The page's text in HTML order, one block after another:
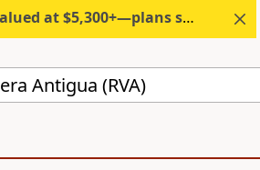
$5,300+—plans start under $6/month.
Antigua (RVA)